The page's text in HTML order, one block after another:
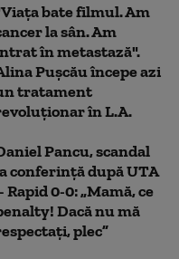
bate filmul. Am
la sân. Am
în metastază".
Pușcău începe azi
tratament
în L.A.
Pancu, scandal
conferință după UTA
Rapid 0-0: „Mamă, ce
Dacă nu mă
plec”